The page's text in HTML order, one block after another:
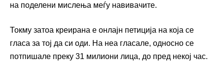
на поделени мислења меѓу навивачите.
Токму затоа креирана е онлајн петиција на која се
гласа за тој да си оди. На неа гласале, односно се
потпишале преку 31 милиони лица, до пред некој час.